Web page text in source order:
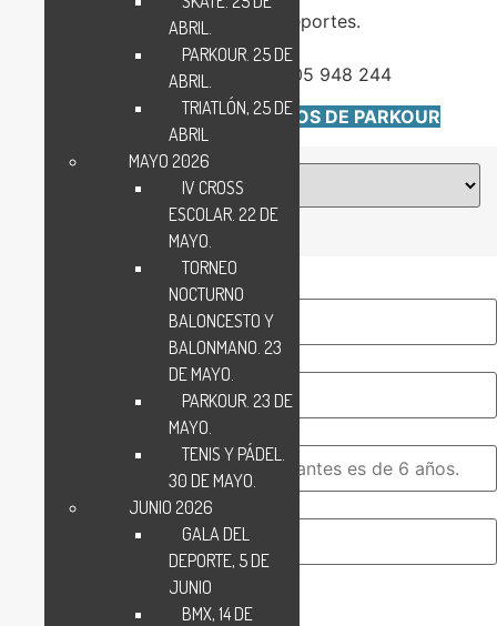
MÁS INFORMACIÓN:Unidad de Deportes.
bar.deportes@madrid.es
Organizador: 605 948 244
IMÁGENES DE TODOS LOS EVENTOS DE PARKOUR
(Obligatorio)
Teléfono(Obligatorio)
ABRIL.
PARKOUR. 25 DE
ABRIL.
TRIATLÓN, 25 DE
ABRIL
MAYO 2026
IV CROSS
ESCOLAR. 22 DE
MAYO.
TORNEO
NOCTURNO
BALONCESTO Y
BALONMANO. 23
DE MAYO.
PARKOUR. 23 DE
MAYO.
TENIS Y PÁDEL.
30 DE MAYO.
JUNIO 2026
GALA DEL
DEPORTE, 5 DE
JUNIO
BMX, 14 DE